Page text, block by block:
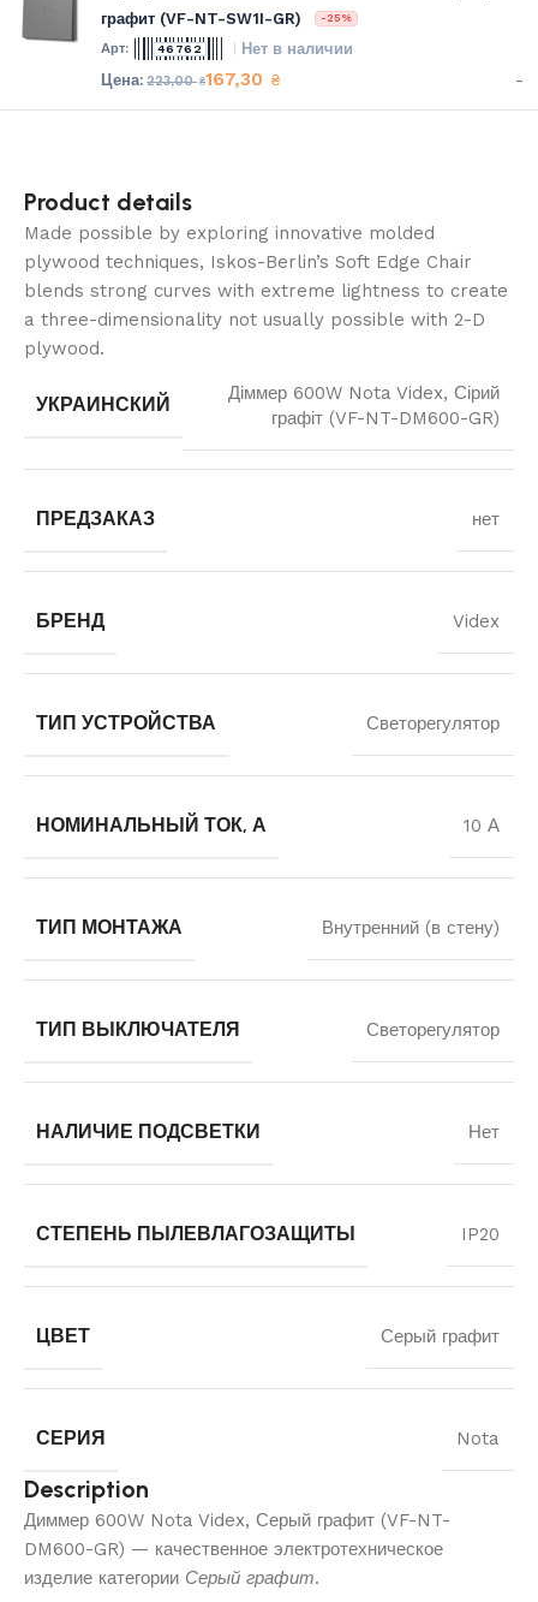
графит (VF-NT-SW1I-GR)
-25%
46762 Нет в наличии
223,00₴167,30 ₴ -
Product details
Made possible by exploring innovative molded
plywood techniques, Iskos-Berlin’s Soft Edge Chair
blends strong curves with extreme lightness to create
a three-dimensionality not usually possible with 2-D
plywood.
УКРАИНСКИЙ
Діммер 600W Nota Videx, Сірий
графіт (VF-NT-DM600-GR)
ПРЕДЗАКАЗ нет
БРЕНД Videx
ТИП УСТРОЙСТВА Светорегулятор
НОМИНАЛЬНЫЙ ТОК, А 10 А
ТИП МОНТАЖА Внутренний (в стену)
ТИП ВЫКЛЮЧАТЕЛЯ Светорегулятор
НАЛИЧИЕ ПОДСВЕТКИ Нет
СТЕПЕНЬ ПЫЛЕВЛАГОЗАЩИТЫ IP20
ЦВЕТ Серый графит
СЕРИЯ Nota
Description
Диммер 600W Nota Videx, Серый графит (VF-NT-
DM600-GR) — качественное электротехническое
изделие категории Серый графит.